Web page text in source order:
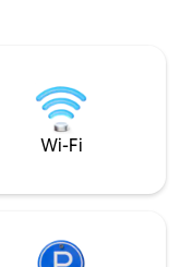
す。 村はシルヤン湖沿いに位置し、レク
サンド中心部まで
同じくらいの距離
シーリャン湖沿い
Wi-Fi